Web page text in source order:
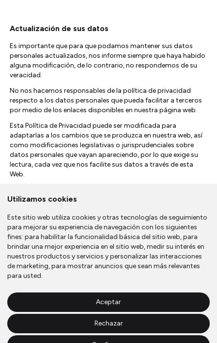
Utilizamos cookies
Este sitio web utiliza cookies y otras tecnologías de seguimiento
para mejorar su experiencia de navegación con los siguientes
fines: para habilitar la funcionalidad básica del sitio web,para
brindar una mejor experiencia en el sitio web,medir su interés en
nuestros productos y servicios y personalizar las interacciones
de marketing,para mostrar anuncios que sean más relevantes
para usted.
Aceptar
Rechazar
Actualización de sus datos
Es importante que para que podamos mantener sus datos
personales actualizados, nos informe siempre que haya habido
alguna modificación, de lo contrario, no respondemos de su
veracidad.
No nos hacemos responsables de la política de privacidad
respecto a los datos personales que pueda facilitar a terceros
por medio de los enlaces disponibles en nuestra página web.
Esta Política de Privacidad puede ser modificada para
adaptarlas a los cambios que se produzca en nuestra web, así
como modificaciones legislativas o jurisprudenciales sobre
datos personales que vayan apareciendo, por lo que exige su
lectura, cada vez que nos facilite sus datos a través de esta
Web.
Calvet Arquitectes
Passatge Isabel Sandy 2, 1r
+376 801 888